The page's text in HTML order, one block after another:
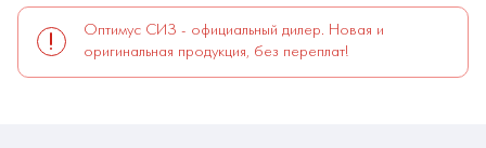
Оптимус СИЗ - официальный дилер. Новая и
оригинальная продукция, без переплат!